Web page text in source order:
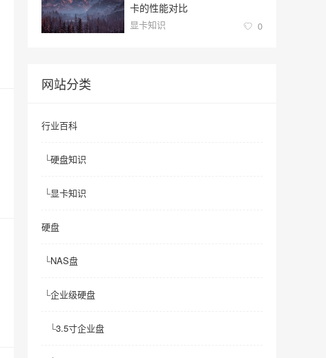
卡的性能对比
显卡知识 0
网站分类
行业百科
└硬盘知识
└显卡知识
硬盘
└NAS盘
└企业级硬盘
└3.5寸企业盘